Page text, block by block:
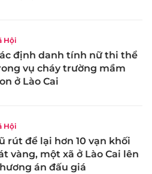
Hội
định danh tính nữ thi thể
vụ cháy trường mầm
ở Lào Cai
Hội
rút để lại hơn 10 vạn khối
vàng, một xã ở Lào Cai lên
án đấu giá